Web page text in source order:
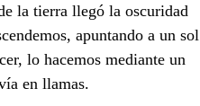
la tierra llegó la oscuridad
apuntando a un sol
lo hacemos mediante un
en llamas.